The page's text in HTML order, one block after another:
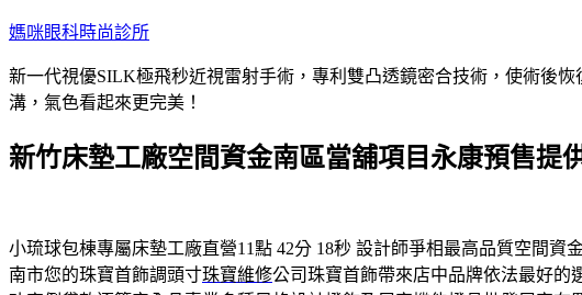
跳
主
要
容
媽咪眼科時尚診所
新一代視優SILK極飛秒近視雷射手術，專利雙凸透鏡密合技術，使術後
溝，氣色看起來更完美！
新竹床墊工廠空間資金南區當舖項目永康預售提
小琉球包棟專屬床墊工廠直營11點 42分 18秒 設計師爭相最高品質空間資
南市您的珠寶首飾調頭寸珠寶維修公司珠寶首飾帶來店中品牌依法最好的